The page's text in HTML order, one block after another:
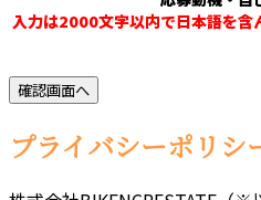
入力は2000文字以内で日本語を含
プライバシーポリシ